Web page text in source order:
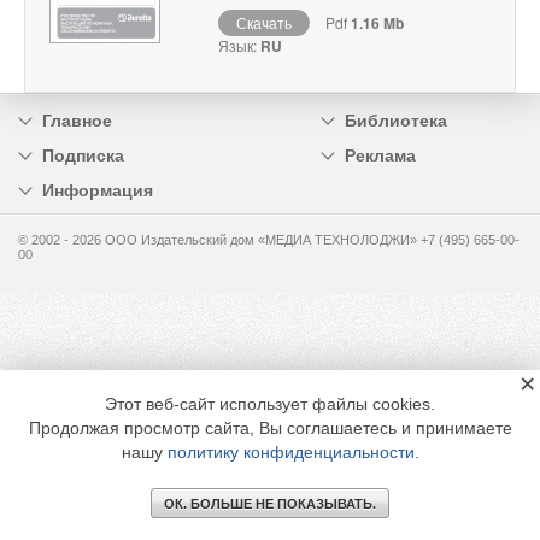
Скачать Pdf1.16 Mb
Язык: RU
Главное
Библиотека
Подписка
Реклама
Информация
© 2002 - 2026 OOO Издательский дом «МЕДИА ТЕХНОЛОДЖИ» +7 (495) 665-00-
00
Этот веб-сайт использует файлы cookies.
Продолжая просмотр сайта, Вы соглашаетесь и принимаете
нашу политику конфиденциальности
ОК. БОЛЬШЕ НЕ ПОКАЗЫВАТЬ.
×